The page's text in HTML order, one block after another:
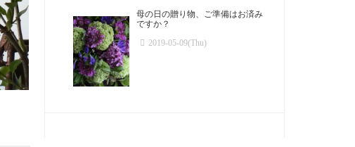
母の日の贈り物、ご準備はお済み
ですか？
2019-05-09(Thu)